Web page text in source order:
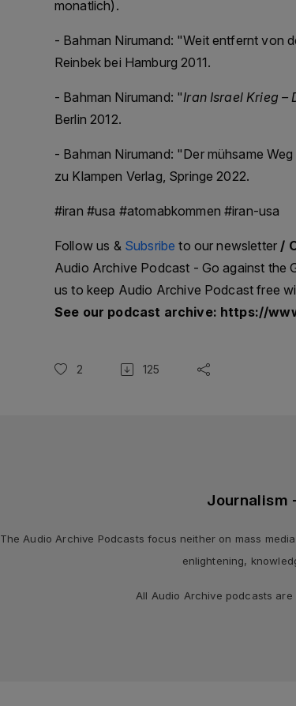
monatlich).
- Bahman Nirumand: "Weit entfernt von
Reinbek bei Hamburg 2011.
- Bahman Nirumand: "Iran Israel Krieg –
Berlin 2012.
- Bahman Nirumand: "Der mühsame
zu Klampen Verlag, Springe 2022.
#iran #usa #atomabkommen #iran-usa
Follow us & Subsribe to our newsletter /
Audio Archive Podcast - Go against the
us to keep Audio Archive Podcast free
See our podcast archive: https://
2 125
Journalism
The Audio Archive Podcasts focus neither on mass
enlightening,
All Audio Archive podcasts